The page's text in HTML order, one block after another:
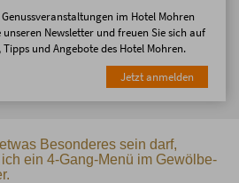
im Hotel Mohren
Newsletter und freuen Sie sich auf
und Angebote des Hotel Mohren.
Jetzt anmelden
Besonderes sein darf,
ein 4-Gang-Menü im Gewölbe-